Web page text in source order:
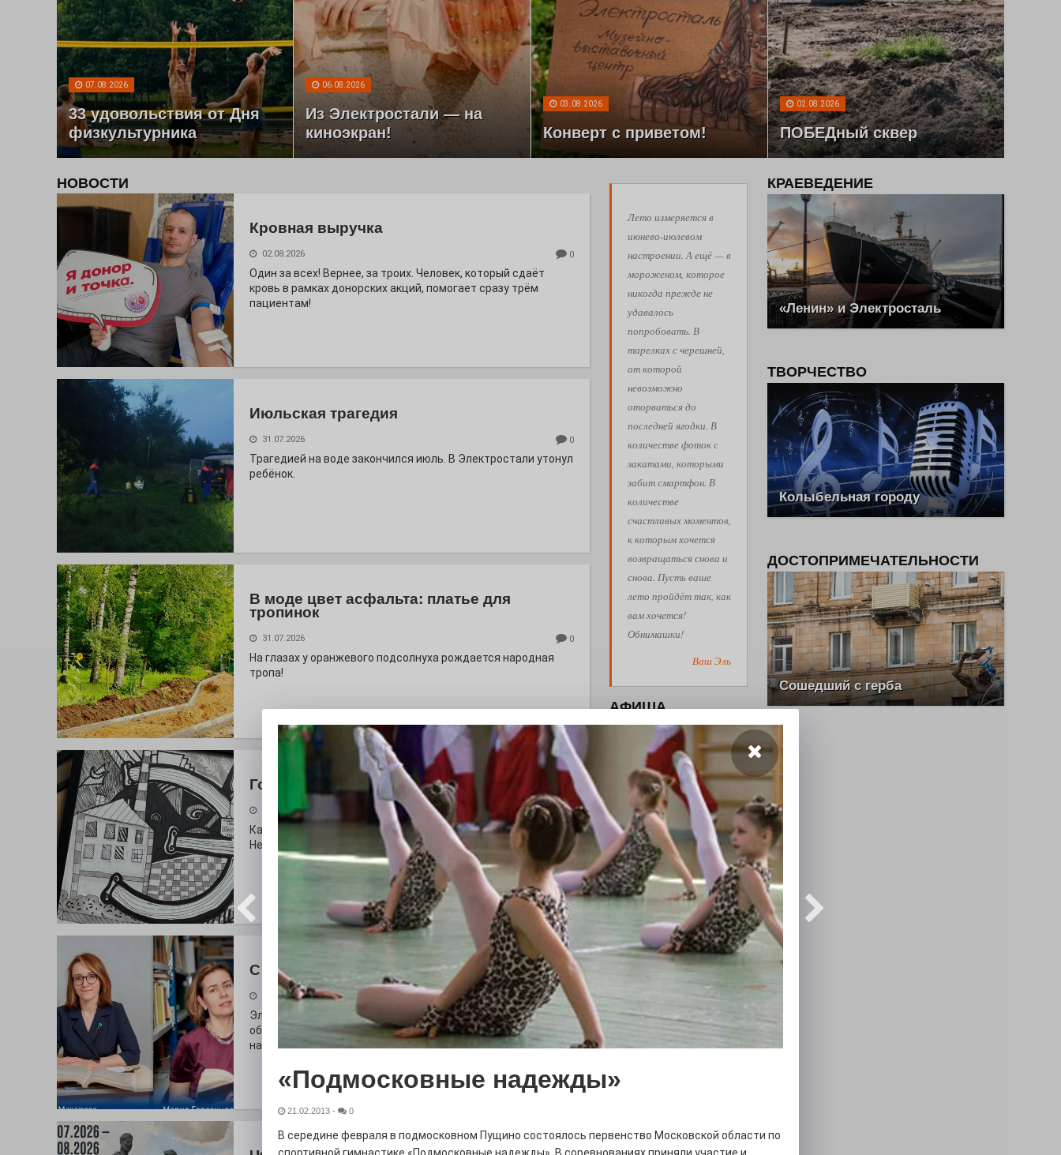
07.08.2026
33 удовольствия от Дня
физкультурника
06.08.2026
Из Электростали — на
киноэкран!
03.08.2026
Конверт с приветом!
02.08.2026
ПОБЕДный сквер
Лето измеряется в
июнево-июлевом
настроении. А ещё — в
мороженом, которое
никогда прежде не
удавалось
попробовать. В
тарелках с черешней,
от которой
невозможно
оторваться до
последней ягодки. В
количестве фоток с
закатами, которыми
забит смартфон. В
количестве
счастливых моментов,
к которым хочется
возвращаться снова и
снова. Пусть ваше
лето пройдёт так, как
вам хочется!
Обнимашки!
Ваш Эль
АФИША
поделиться
НОВОСТИ
Кровная выручка
02.08.2026 0
Один за всех! Вернее, за троих. Человек, который сдаёт
кровь в рамках донорских акций, помогает сразу трём
пациентам!
Июльская трагедия
31.07.2026 0
Трагедией на воде закончился июль. В Электростали утонул
ребёнок.
В моде цвет асфальта: платье для
тропинок
31.07.2026 0
На глазах у оранжевого подсолнуха рождается народная
тропа!
Городские сплетения
30.07.2026 0
Как выглядит буква Э в разрезе истории города?
Неожиданный вопрос, правда?
С любовью к истории, литературе и детям
29.07.2026 0
Электросталь давно зарекомендовала себя флагманом
образования. В очередной раз этот статус подтвердили
наши педагоги.
КРАЕВЕДЕНИЕ
«Ленин» и Электросталь
ТВОРЧЕСТВО
Колыбельная городу
ДОСТОПРИМЕЧАТЕЛЬНОСТИ
Сошедший с герба
«Подмосковные надежды»
21.02.2013 - 0
В середине февраля в подмосковном Пущино состоялось первенство Московской области по